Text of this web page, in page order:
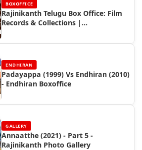
BOXOFFICE
Rajinikanth Telugu Box Office: Film
Records & Collections |
ENDHIRAN
Padayappa (1999) Vs Endhiran (2010)
- Endhiran Boxoffice
GALLERY
Annaatthe (2021) - Part 5 -
Rajinikanth Photo Gallery